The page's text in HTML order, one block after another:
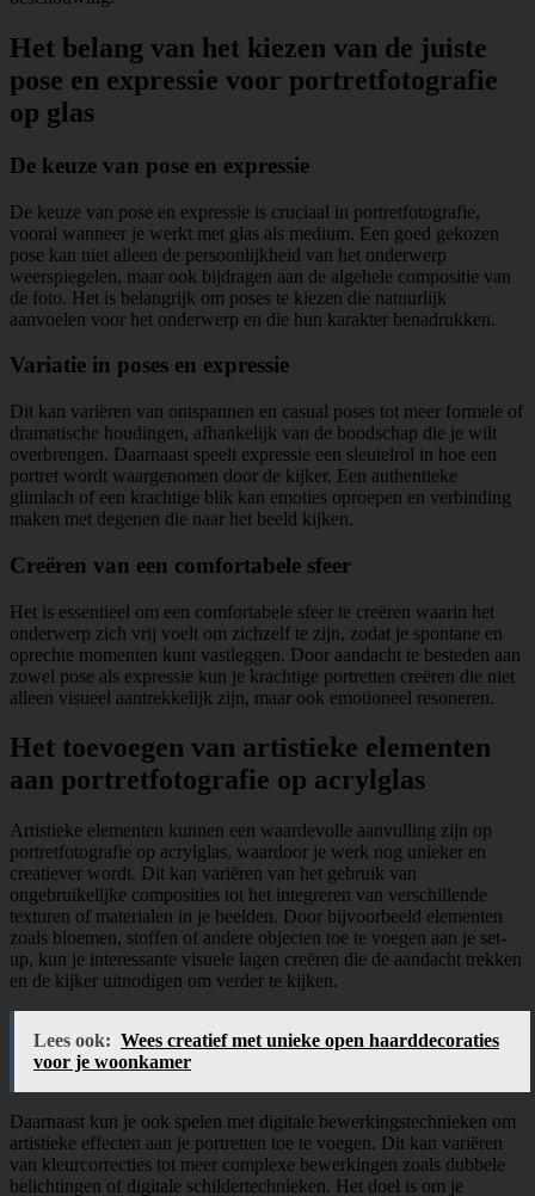
Het belang van het kiezen van de juiste
pose en expressie voor portretfotografie
op glas
De keuze van pose en expressie
De keuze van pose en expressie is cruciaal in portretfotografie,
vooral wanneer je werkt met glas als medium. Een goed gekozen
pose kan niet alleen de persoonlijkheid van het onderwerp
weerspiegelen, maar ook bijdragen aan de algehele compositie van
de foto. Het is belangrijk om poses te kiezen die natuurlijk
aanvoelen voor het onderwerp en die hun karakter benadrukken.
Variatie in poses en expressie
Dit kan variëren van ontspannen en casual poses tot meer formele of
dramatische houdingen, afhankelijk van de boodschap die je wilt
overbrengen. Daarnaast speelt expressie een sleutelrol in hoe een
portret wordt waargenomen door de kijker. Een authentieke
glimlach of een krachtige blik kan emoties oproepen en verbinding
maken met degenen die naar het beeld kijken.
Creëren van een comfortabele sfeer
Het is essentieel om een comfortabele sfeer te creëren waarin het
onderwerp zich vrij voelt om zichzelf te zijn, zodat je spontane en
oprechte momenten kunt vastleggen. Door aandacht te besteden aan
zowel pose als expressie kun je krachtige portretten creëren die niet
alleen visueel aantrekkelijk zijn, maar ook emotioneel resoneren.
Het toevoegen van artistieke elementen
aan portretfotografie op acrylglas
Artistieke elementen kunnen een waardevolle aanvulling zijn op
portretfotografie op acrylglas, waardoor je werk nog unieker en
creatiever wordt. Dit kan variëren van het gebruik van
ongebruikelijke composities tot het integreren van verschillende
texturen of materialen in je beelden. Door bijvoorbeeld elementen
zoals bloemen, stoffen of andere objecten toe te voegen aan je set-
up, kun je interessante visuele lagen creëren die de aandacht trekken
en de kijker uitnodigen om verder te kijken.
Lees ook: Wees creatief met unieke open haarddecoraties
voor je woonkamer
Daarnaast kun je ook spelen met digitale bewerkingstechnieken om
artistieke effecten aan je portretten toe te voegen. Dit kan variëren
van kleurcorrecties tot meer complexe bewerkingen zoals dubbele
belichtingen of digitale schildertechnieken. Het doel is om je